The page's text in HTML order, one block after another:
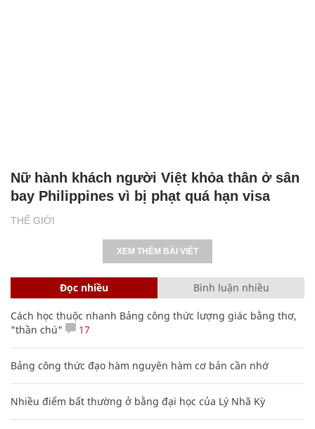
THẾ GIỚI
Nữ hành khách người Việt khỏa thân ở sân
bay Philippines vì bị phạt quá hạn visa
XEM THÊM BÀI VIẾT
Đọc nhiều Bình luận nhiều
Cách học thuộc nhanh Bảng công thức lượng giác bằng thơ,
"thần chú"
17
Bảng công thức đạo hàm nguyên hàm cơ bản cần nhớ
Nhiều điểm bất thường ở bằng đại học của Lý Nhã Kỳ